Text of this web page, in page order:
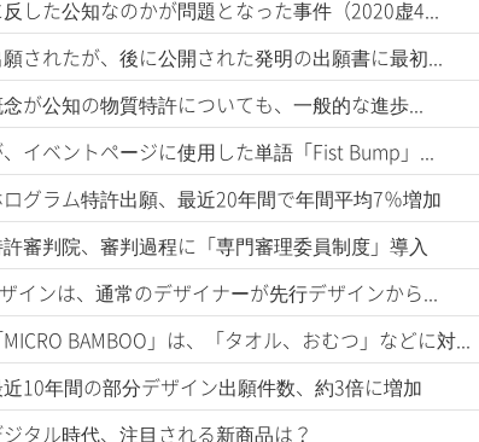
した公知なのかが問題となった事件（2020虚4...
されたが、後に公開された発明の出願書に最初...
が公知の物質特許についても、一般的な進歩...
イベントページに使用した単語「Fist Bump」...
グラム特許出願、最近20年間で年間平均7％増加
審判院、審判過程に「専門審理委員制度」導入
インは、通常のデザイナーが先行デザインから...
BAMBOO」は、「タオル、おむつ」などに対...
10年間の部分デザイン出願件数、約3倍に増加
タル時代、注目される新商品は？